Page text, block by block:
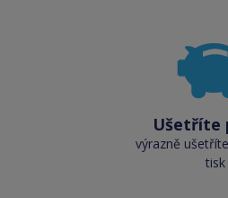
Ušetříte
výrazně
tisk